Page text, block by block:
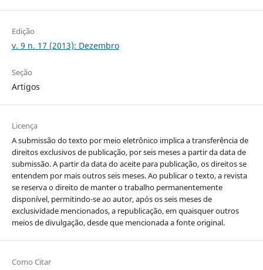
Edição
v. 9 n. 17 (2013): Dezembro
Seção
Artigos
Licença
A submissão do texto por meio eletrônico implica a transferência de
direitos exclusivos de publicação, por seis meses a partir da data de
submissão. A partir da data do aceite para publicação, os direitos se
entendem por mais outros seis meses. Ao publicar o texto, a revista
se reserva o direito de manter o trabalho permanentemente
disponível, permitindo-se ao autor, após os seis meses de
exclusividade mencionados, a republicação, em quaisquer outros
meios de divulgação, desde que mencionada a fonte original.
Como Citar